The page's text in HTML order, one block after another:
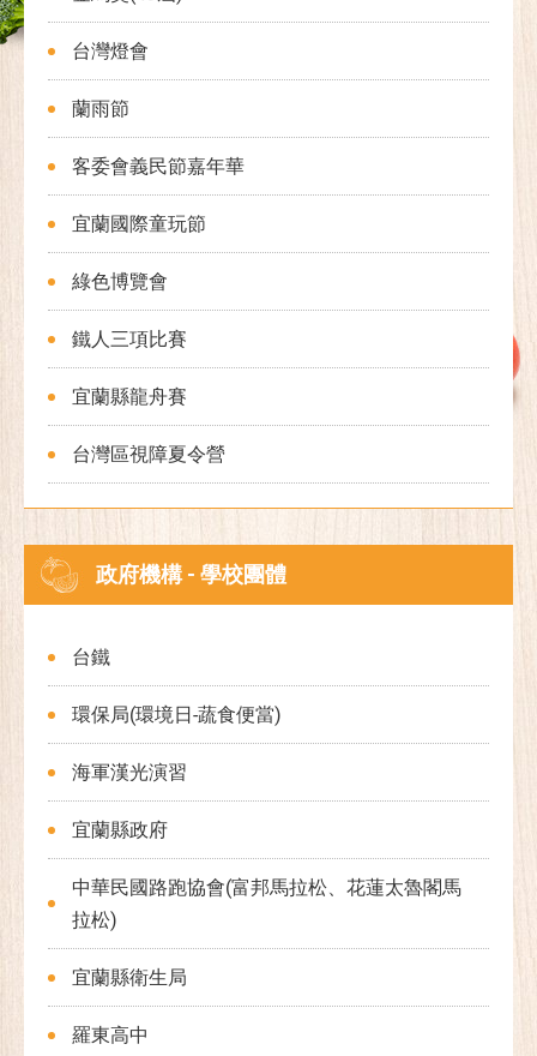
台灣燈會
蘭雨節
客委會義民節嘉年華
宜蘭國際童玩節
綠色博覽會
鐵人三項比賽
宜蘭縣龍舟賽
台灣區視障夏令營
政府機構 - 學校團體
台鐵
環保局(環境日-蔬食便當)
海軍漢光演習
宜蘭縣政府
中華民國路跑協會(富邦馬拉松、花蓮太魯閣馬
拉松)
宜蘭縣衛生局
羅東高中